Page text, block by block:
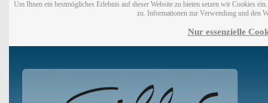
Um Ihnen ein bestmögliches Erlebnis auf dieser Website zu bieten setzen wir Cookies
zu. Informationen zur Verwendung und den
Nur essenzielle